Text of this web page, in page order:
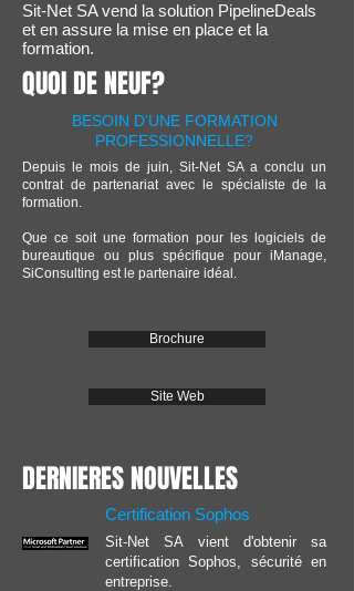
Sit-Net SA vend la solution PipelineDeals
et en assure la mise en place et la
formation.
QUOI DE NEUF?
BESOIN D'UNE FORMATION
PROFESSIONNELLE?
Depuis le mois de juin, Sit-Net SA a conclu un
contrat de partenariat avec le spécialiste de la
formation.
Que ce soit une formation pour les logiciels de
bureautique ou plus spécifique pour iManage,
SiConsulting est le partenaire idéal.
DERNIERES NOUVELLES
Certification Sophos
Sit-Net SA vient d'obtenir sa
certification Sophos, sécurité en
entreprise.
Brochure
Site Web